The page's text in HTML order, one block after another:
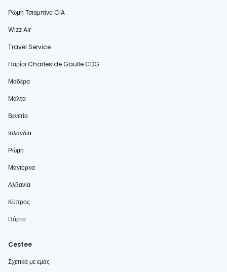
Ρώμη Τσιαμπίνο CIA
Wizz Air
Travel Service
Παρίσι Charles de Gaulle CDG
Μαδέρα
Μάλτα
Βενετία
Ισλανδία
Ρώμη
Μαγιόρκα
Αλβανία
Κύπρος
Πόρτο
Cestee
Σχετικά με εμάς